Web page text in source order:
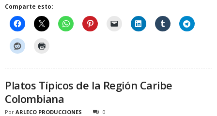
Comparte esto:
Platos Típicos de la Región Caribe
Colombiana
Por ARLECO PRODUCCIONES 0